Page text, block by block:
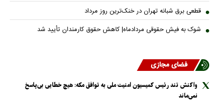
قطعی برق شبانه تهران در خنک‌ترین روز مرداد
شوک به فیش حقوقی مردادماه| کاهش حقوق کارمندان تأیید شد
فضای مجازی
واکنش تند رئیس کمیسیون امنیت ملی به توافق مکه: هیچ خطایی بی‌پاسخ
نمی‌ماند